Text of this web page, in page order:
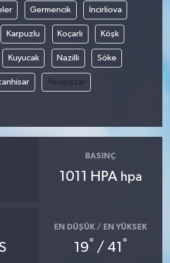
Germencik İncirliova
Karpuzlu Koçarlı Köşk
Kuyucak Nazilli Söke
Yenipazar
BASINÇ
1011 HPA hpa
EN DÜŞÜK / EN YÜKSEK
19° / 41 °